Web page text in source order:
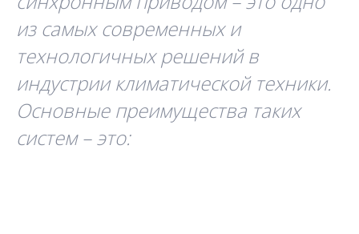
из самых современных и
технологичных решений в
индустрии климатической техники.
Основные преимущества таких
систем – это: